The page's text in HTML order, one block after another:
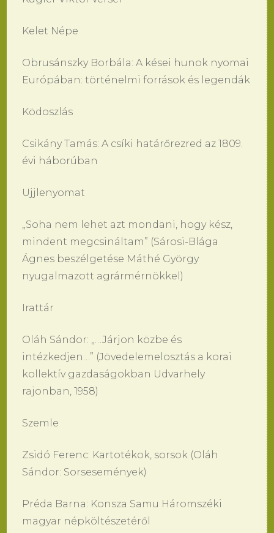
Kelet Népe
Obrusánszky Borbála: A kései hunok nyomai
Európában: történelmi források és legendák
Ködoszlás
Csikány Tamás: A csíki határőrezred az 1809.
évi háborúban
Ujjlenyomat
„Soha nem lehet azt mondani, hogy kész,
mindent megcsináltam” (Sárosi-Blága
Ágnes beszélgetése Máthé György
nyugalmazott agrármérnökkel)
Irattár
Oláh Sándor: „…Járjon közbe és
intézkedjen…” (Jövedelemelosztás a korai
kollektív gazdaságokban Udvarhely
rajonban, 1958)
Szemle
Zsidó Ferenc: Kartotékok, sorsok (Oláh
Sándor: Sorsesemények)
Préda Barna: Konsza Samu Háromszéki
magyar népköltészetéről